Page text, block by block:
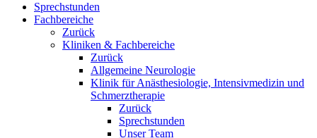
Sprechstunden
Fachbereiche
Zurück
Kliniken & Fachbereiche
Zurück
Allgemeine Neurologie
Klinik für Anästhesiologie, Intensivmedizin und
Schmerztherapie
Zurück
Sprechstunden
Unser Team